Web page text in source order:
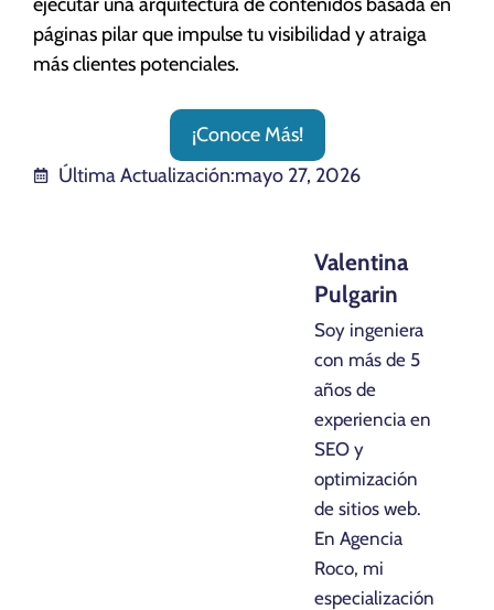
páginas pilar que impulse tu visibilidad y atraiga
más clientes potenciales.
¡Conoce Más!
Última Actualización:mayo 27, 2026
Valentina
Pulgarin
Soy ingeniera
con más de 5
años de
experiencia en
SEO y
optimización
de sitios web.
En Agencia
Roco, mi
especialización